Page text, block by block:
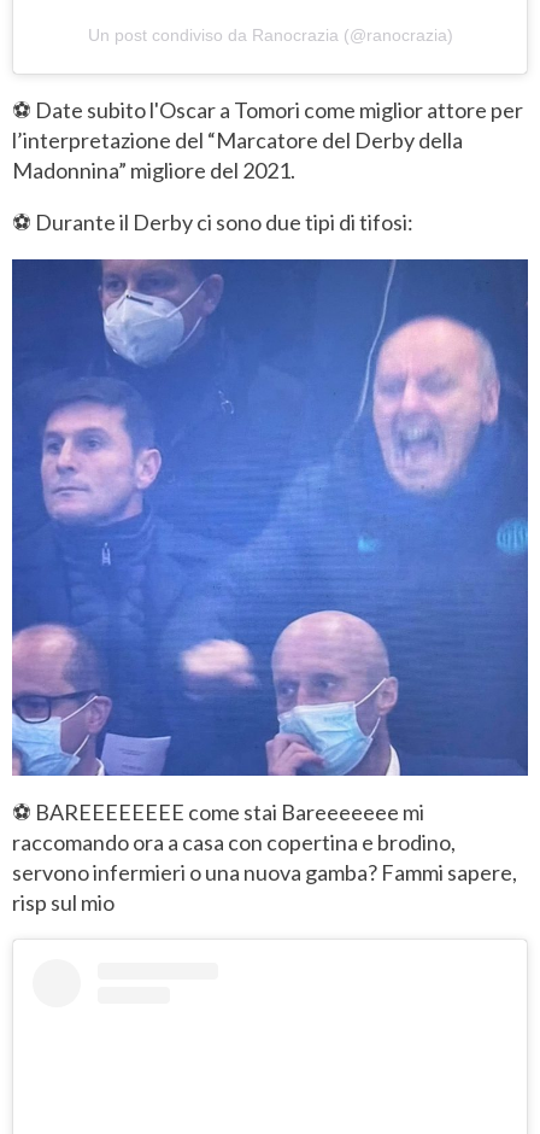
Un post condiviso da Ranocrazia (@ranocrazia)
⚽ Date subito l'Oscar a Tomori come miglior attore per
l’interpretazione del “Marcatore del Derby della
Madonnina” migliore del 2021.
⚽ Durante il Derby ci sono due tipi di tifosi:
⚽ BAREEEEEEEE come stai Bareeeeeee mi
raccomando ora a casa con copertina e brodino,
servono infermieri o una nuova gamba? Fammi sapere,
risp sul mio